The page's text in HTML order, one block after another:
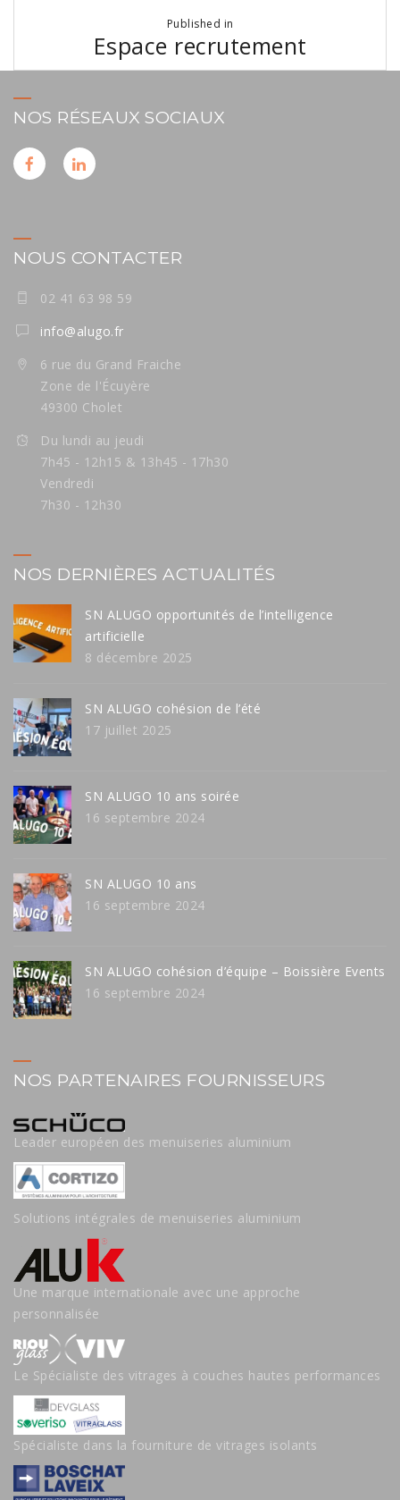
l’article
Published in
Espace recrutement
NOS RÉSEAUX SOCIAUX
NOUS CONTACTER
02 41 63 98 59
info@alugo.fr
6 rue du Grand Fraiche
Zone de l'Écuyère
49300 Cholet
Du lundi au jeudi
7h45 - 12h15 & 13h45 - 17h30
Vendredi
7h30 - 12h30
NOS DERNIÈRES ACTUALITÉS
SN ALUGO opportunités de l’intelligence
artificielle
8 décembre 2025
SN ALUGO cohésion de l’été
17 juillet 2025
SN ALUGO 10 ans soirée
16 septembre 2024
SN ALUGO 10 ans
16 septembre 2024
SN ALUGO cohésion d’équipe – Boissière Events
16 septembre 2024
NOS PARTENAIRES FOURNISSEURS
Leader européen des menuiseries aluminium
Solutions intégrales de menuiseries aluminium
Une marque internationale avec une approche
personnalisée
Le Spécialiste des vitrages à couches hautes performances
Spécialiste dans la fourniture de vitrages isolants